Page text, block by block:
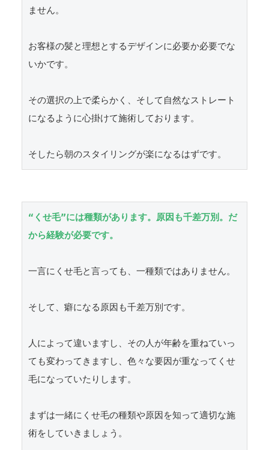
ません。
お客様の髪と理想とするデザインに必要か必要でな
いかです。
その選択の上で柔らかく、そして自然なストレート
になるように心掛けて施術しております。
そしたら朝のスタイリングが楽になるはずです。
“くせ毛”には種類があります。原因も千差万別。だ
から経験が必要です。
一言にくせ毛と言っても、一種類ではありません。
そして、癖になる原因も千差万別です。
人によって違いますし、その人が年齢を重ねていっ
ても変わってきますし、色々な要因が重なってくせ
毛になっていたりします。
まずは一緒にくせ毛の種類や原因を知って適切な施
術をしていきましょう。